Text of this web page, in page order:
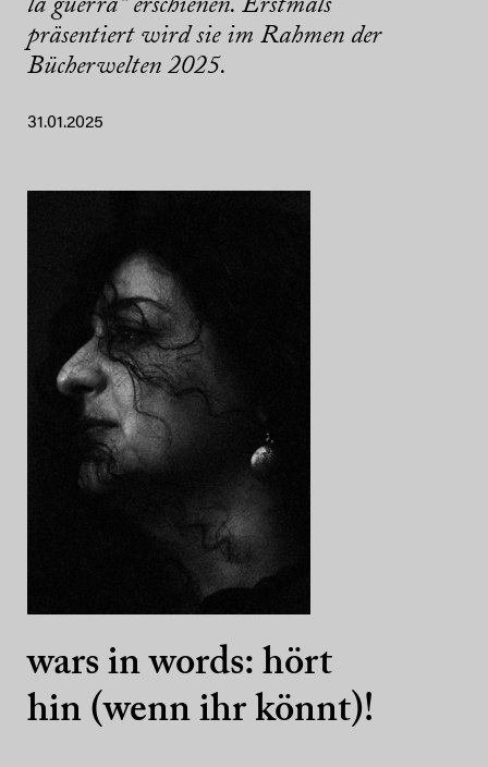
la guerra“ erschienen. Erstmals
präsentiert wird sie im Rahmen der
Bücherwelten 2025.
31.01.2025
wars in words: hört
hin (wenn ihr könnt)!